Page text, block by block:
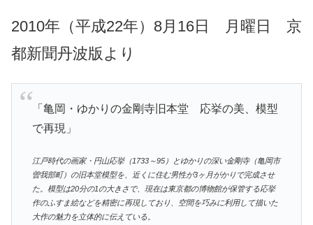
2010年（平成22年）8月16日 月曜日 京
都新聞丹波版より
「亀岡・ゆかりの金剛寺旧本堂 応挙の美、模型
で再現」
江戸時代の画家・円山応挙（1733～95）とゆかりの深い金剛寺（亀岡市
曽我部町）の旧本堂模型を、近くに住む男性が3ヶ月がかりで完成させ
た。模型は20分の1の大きさで、現在は東京都の博物館が保管する応挙
作のふすま絵などを精密に再現しており、空間を巧みに利用して描いた
大作の魅力を立体的に伝えている。